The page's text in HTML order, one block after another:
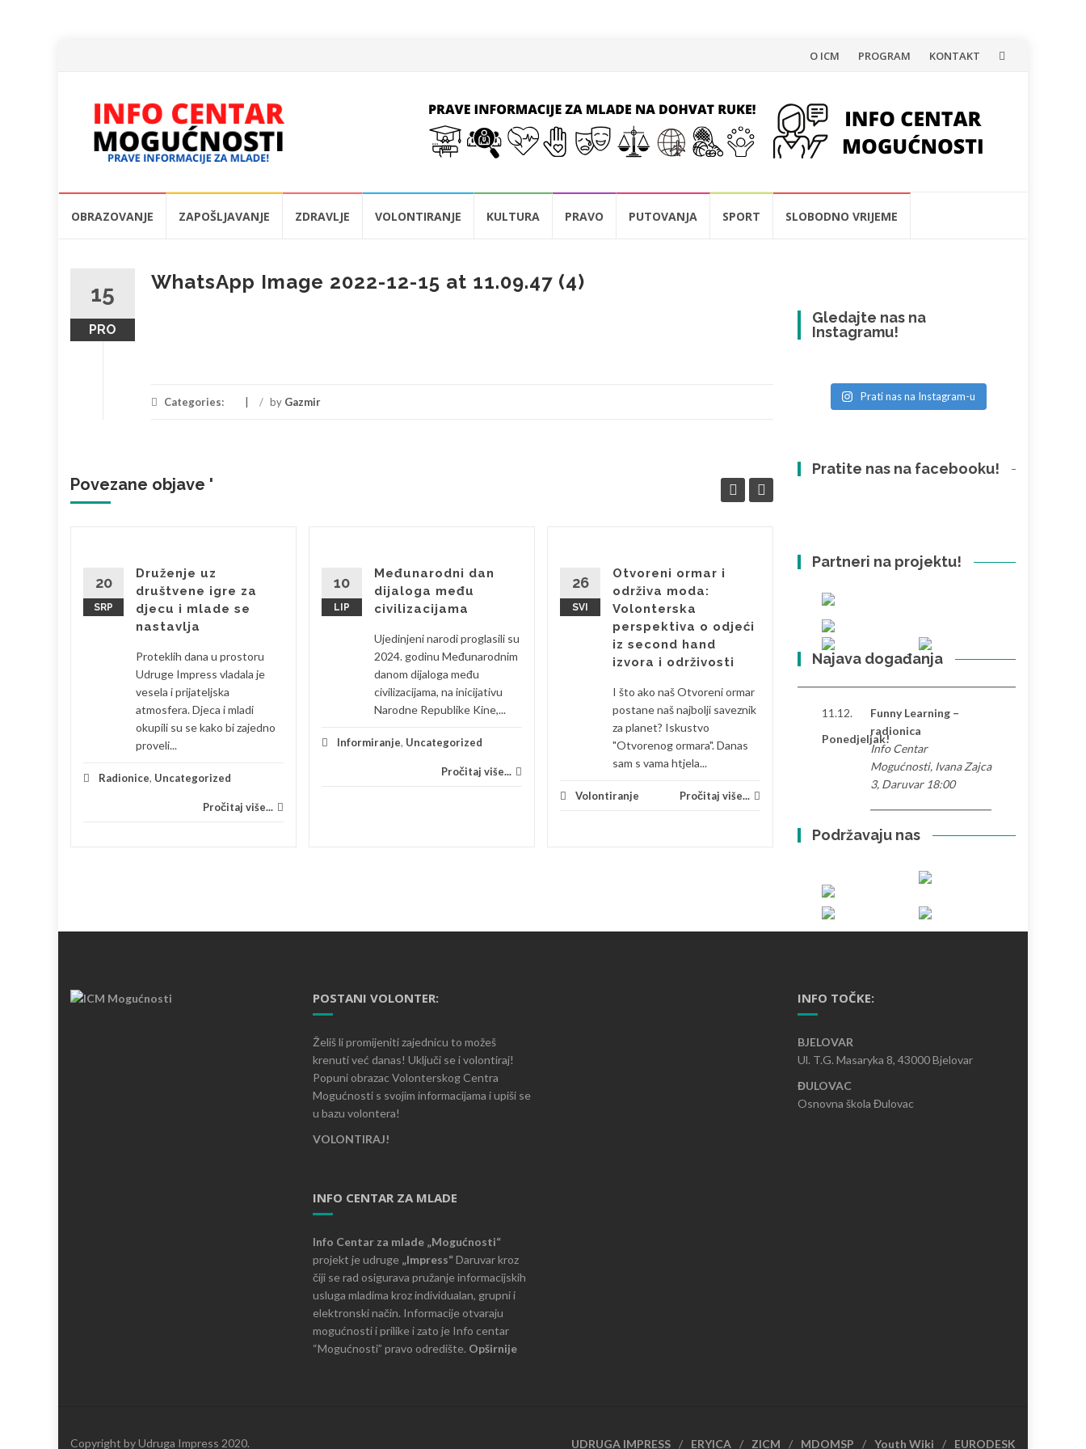
Skip
content
O ICM PROGRAM KONTAKT
OBRAZOVANJE ZAPOŠLJAVANJE ZDRAVLJE VOLONTIRANJE KULTURA PRAVO PUTOVANJA SPORT SLOBODNO VRIJEME
15
PRO
WhatsApp Image 2022-12-15 at 11.09.47 (4)
Categories: / by Gazmir
Povezane objave '
20
SRP
Druženje uz
društvene igre za
djecu i mlade se
nastavlja
Proteklih dana u prostoru
Udruge Impress vladala je
vesela i prijateljska
atmosfera. Djeca i mladi
okupili su se kako bi zajedno
proveli...
Radionice, Uncategorized
Pročitaj više...
10
LIP
Međunarodni dan
dijaloga među
civilizacijama
Ujedinjeni narodi proglasili su
2024. godinu Međunarodnim
danom dijaloga među
civilizacijama, na inicijativu
Narodne Republike Kine,...
Informiranje, Uncategorized
Pročitaj više...
26
SVI
Otvoreni ormar i
održiva moda:
Volonterska
perspektiva o odjeći
iz second hand
izvora i održivosti
I što ako naš Otvoreni ormar
postane naš najbolji saveznik
za planet? Iskustvo
"Otvorenog ormara". Danas
sam s vama htjela...
Volontiranje Pročitaj više...
26
SVI
Razlike između
značajno vrijeme u Hrvatskoj i
Turskoj, primijetio sam
Volontiranje Pročitaj više...
Gledajte nas na
Instagramu!
Prati nas na Instagram-u
Pratite nas na facebooku!
Partneri na projektu!
Najava događanja
11.12.
Ponedjeljak!
Funny Learning –
radionica
Info Centar
Mogućnosti, Ivana Zajca
3, Daruvar 18:00
Podržavaju nas
POSTANI VOLONTER:
Želiš li promijeniti zajednicu to možeš
krenuti već danas! Uključi se i volontiraj!
Popuni obrazac Volonterskog Centra
Mogućnosti s svojim informacijama i upiši se
u bazu volontera!
VOLONTIRAJ!
INFO CENTAR ZA MLADE
Info Centar za mlade „Mogućnosti“
projekt je udruge „Impress“Daruvar kroz
čiji se rad osigurava pružanje informacijskih
usluga mladima kroz individualan, grupni i
elektronski način. Informacije otvaraju
mogućnosti i prilike i zato je Info centar
“Mogućnosti” pravo odredište. Opširnije
INFO TOČKE:
BJELOVAR
Ul. T.G. Masaryka 8, 43000 Bjelovar
ĐULOVAC
Osnovna škola Đulovac
UDRUGA IMPRESS ERYICA ZICM MDOMSP Youth Wiki EURODESK
Copyright by Udruga Impress 2020.